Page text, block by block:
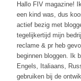
Hallo FIV magazine!
een kind was, dus
actief bezig met
tegelijkertijd mijn
reclame & pr heb
beginnen bloggen. Ik
Engels, Italiaans,
gebruiken bij de